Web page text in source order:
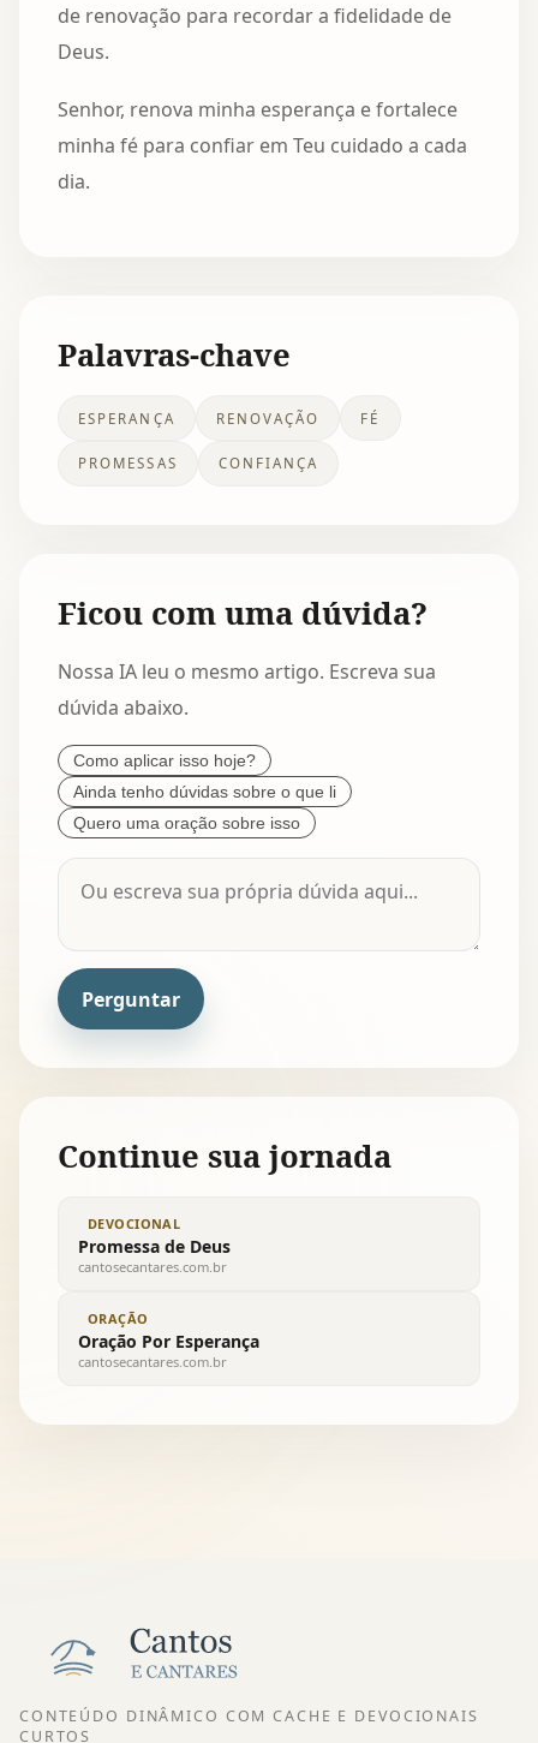
de renovação para recordar a fidelidade de
Deus.
Senhor, renova minha esperança e fortalece
minha fé para confiar em Teu cuidado a cada
dia.
Palavras-chave
ESPERANÇA RENOVAÇÃO FÉ
PROMESSAS CONFIANÇA
Ficou com uma dúvida?
Nossa IA leu o mesmo artigo. Escreva sua
dúvida abaixo.
Como aplicar isso hoje?
Ainda tenho dúvidas sobre o que li
Quero uma oração sobre isso
Perguntar
Continue sua jornada
DEVOCIONAL
Promessa de Deus
cantosecantares.com.br
ORAÇÃO
Oração Por Esperança
cantosecantares.com.br
CONTEÚDO DINÂMICO COM CACHE E DEVOCIONAIS
CURTOS